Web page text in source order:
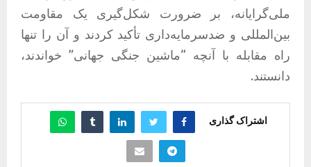
ملی‌گرایانه، بر ضرورت شکل‌گیری یک مقاومت
بین‌المللی و ضدسرمایه‌داری تأکید کردند و آن را تنها
راه مقابله با آنچه “ماشین جنگی جهانی” خواندند،
دانستند.
اشتراک گذاری